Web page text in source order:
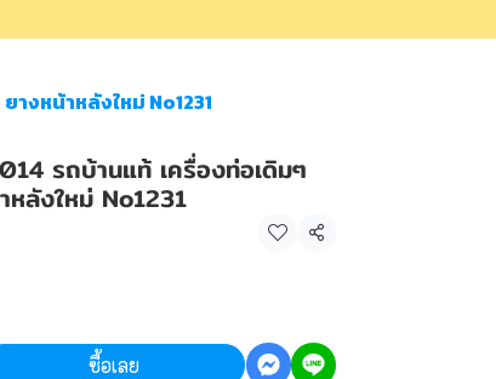
งหน้าหลังใหม่ No1231
รถบ้านแท้ เครื่องท่อเดิมๆ
ลังใหม่ No1231
แชร์
ซื้อเลย